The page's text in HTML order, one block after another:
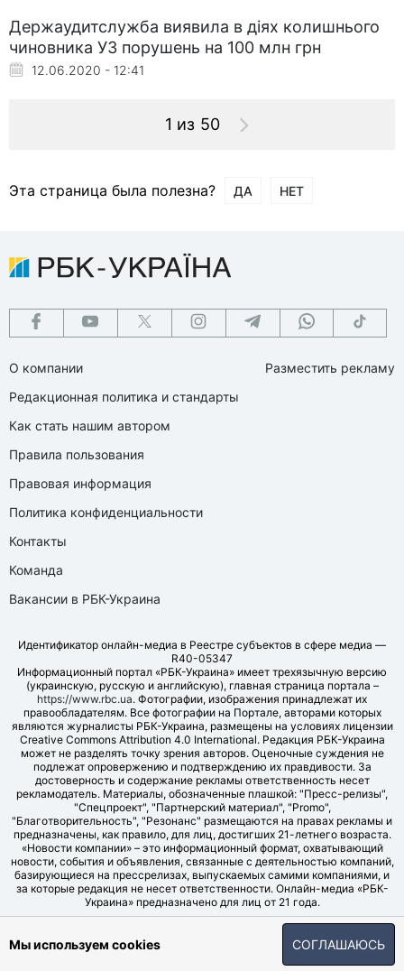
Держаудитслужба виявила в діях колишнього
чиновника УЗ порушень на 100 млн грн
12.06.2020 - 12:41
1 из 50
Эта страница была полезна? ДА НЕТ
О компании
Редакционная политика и стандарты
Как стать нашим автором
Правила пользования
Правовая информация
Политика конфиденциальности
Контакты
Команда
Вакансии в РБК-Украина
Разместить рекламу
Идентификатор онлайн-медиа в Реестре субъектов в сфере медиа —
R40-05347
Информационный портал «РБК-Украина» имеет трехязычную версию
(украинскую, русскую и английскую), главная страница портала –
https://www.rbc.ua. Фотографии, изображения принадлежат их
правообладателям. Все фотографии на Портале, авторами которых
являются журналисты РБК-Украина, размещены на условиях лицензии
Creative Commons Attribution 4.0 International. Редакция РБК-Украина
может не разделять точку зрения авторов. Оценочные суждения не
подлежат опровержению и подтверждению их правдивости. За
достоверность и содержание рекламы ответственность несет
рекламодатель. Материалы, обозначенные плашкой: "Пресс-релизы",
"Спецпроект", "Партнерский материал", "Promo",
"Благотворительность", "Резонанс" размещаются на правах рекламы и
предназначены, как правило, для лиц, достигших 21-летнего возраста.
«Новости компании» – это информационный формат, охватывающий
новости, события и объявления, связанные с деятельностью компаний,
базирующиеся на прессрелизах, выпускаемых самими компаниями, и
за которые редакция не несет ответственности. Онлайн-медиа «РБК-
Украина» предназначено для лиц от 21 года.
© LLC "UBT MEDIA", 2006-2026.
Мы используем cookies СОГЛАШАЮСЬ